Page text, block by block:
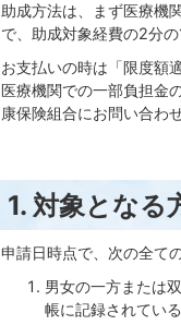
助成方法は、まず医療機
で、助成対象経費の2分
お支払いの時は「限度額
医療機関での一部負担金
康保険組合にお問い合わ
1. 対象となる
申請日時点で、次の全て
男女の一方または
帳に記録されている